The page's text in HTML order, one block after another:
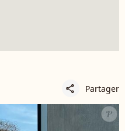
share Partager